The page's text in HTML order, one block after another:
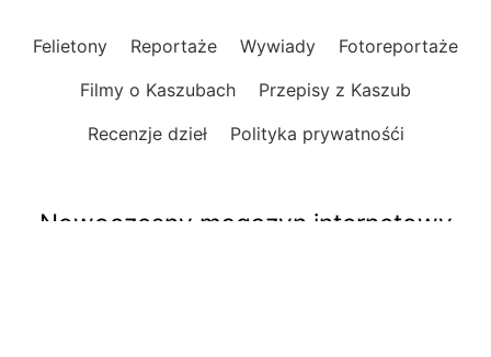
Felietony Reportaże Wywiady
Fotoreportaże
Filmy o Kaszubach
Przepisy z Kaszub
Recenzje dzieł
Polityka prywatnośći
Nowoczesny magazyn internetowy